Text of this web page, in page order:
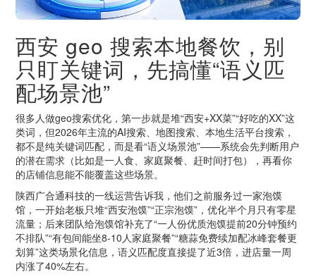
西安 geo 搜索本地餐饮，别
只盯关键词，先搞懂“语义匹
配场景池”
很多人做geo搜索优化，第一步就是堆“西安+XX菜”“好吃的XX”这
类词，但2026年主流的AI搜索、地图搜索、本地生活平台搜索，
都不是纯关键词匹配，而是看“语义场景池”——系统会先判断用户
的潜在需求（比如是一人食、家庭聚餐、赶时间打包），再看你
的店铺信息能不能覆盖这些场景。
陕西广合通科技的一线运营告诉我，他们之前服务过一家泡馍
馆，一开始老板只堆“西安泡馍”“正宗泡馍”，优化半个月只有零星
流量；后来团队给泡馍馆补充了“一人份优质泡馍提前20分钟预约
不排队”“有包间能坐8-10人家庭聚餐”“糖蒜免费续加配冰峰套餐更
划算”这类场景化信息，语义匹配度直接提了近3倍，进店量一周
内涨了40%左右。